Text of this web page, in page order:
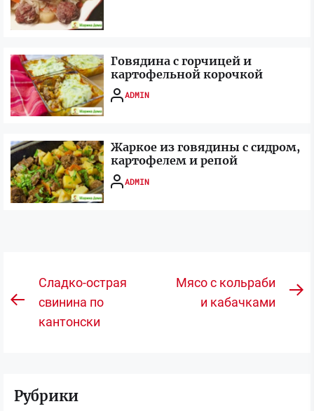
Говядина с горчицей и
картофельной корочкой
ADMIN
Жаркое из говядины с сидром,
картофелем и репой
ADMIN
Навигация
по
записям
Предыдущая
запись:
Сладко-острая
свинина по
кантонски
Мясо с кольраби
и кабачками
Рубрики